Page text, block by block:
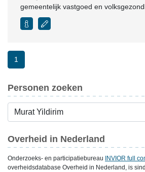
gemeentelijk vastgoed en
1
Personen zoeken
Overheid in Nederland
Onderzoeks- en participatiebureau INVIOR full
overheidsdatabase Overheid in Nederland, is